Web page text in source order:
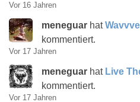
Vor 16 Jahren
meneguar hat
kommentiert.
Vor 17 Jahren
meneguar hat Live
kommentiert.
Vor 17 Jahren